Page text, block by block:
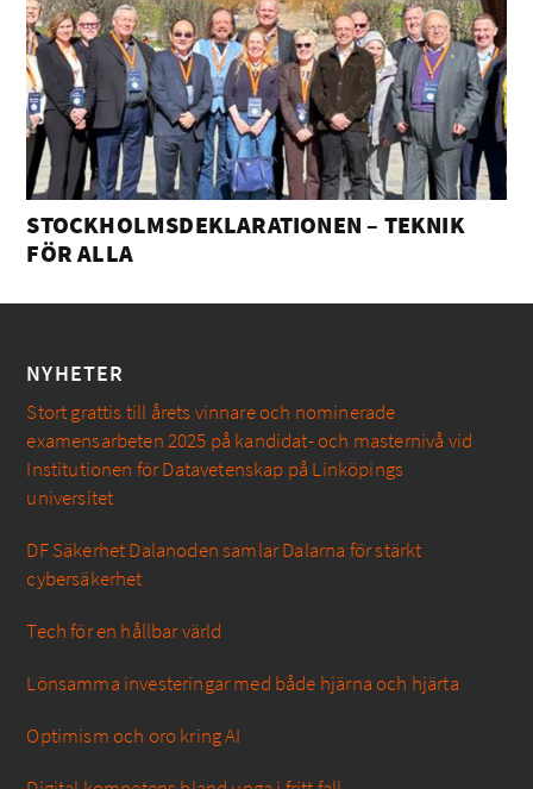
STOCKHOLMSDEKLARATIONEN – TEKNIK
FÖR ALLA
NYHETER
Stort grattis till årets vinnare och nominerade
examensarbeten 2025 på kandidat- och masternivå vid
Institutionen för Datavetenskap på Linköpings
universitet
DF Säkerhet Dalanoden samlar Dalarna för stärkt
cybersäkerhet
Tech för en hållbar värld
Lönsamma investeringar med både hjärna och hjärta
Optimism och oro kring AI